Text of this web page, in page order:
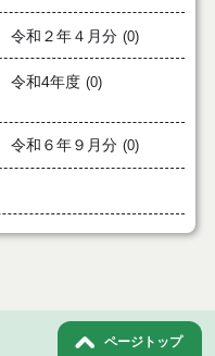
令和２年４月分 (0)
令和4年度 (0)
令和６年９月分 (0)
ページトップ